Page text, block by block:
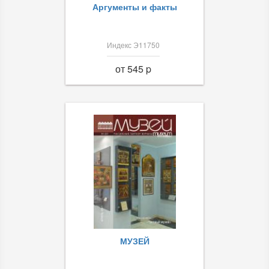
Аргументы и факты
Индекс Э11750
от 545 p
МУЗЕЙ